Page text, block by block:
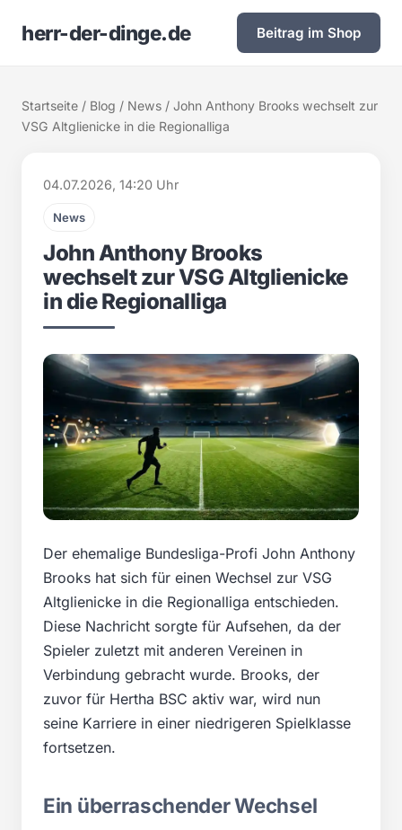
herr-der-dinge.de Beitrag im Shop
Startseite / Blog / News / John Anthony Brooks wechselt zur
VSG Altglienicke in die Regionalliga
04.07.2026, 14:20 Uhr
News
John Anthony Brooks
wechselt zur VSG Altglienicke
in die Regionalliga
Der ehemalige Bundesliga-Profi John Anthony
Brooks hat sich für einen Wechsel zur VSG
Altglienicke in die Regionalliga entschieden.
Diese Nachricht sorgte für Aufsehen, da der
Spieler zuletzt mit anderen Vereinen in
Verbindung gebracht wurde. Brooks, der
zuvor für Hertha BSC aktiv war, wird nun
seine Karriere in einer niedrigeren Spielklasse
fortsetzen.
Ein überraschender Wechsel